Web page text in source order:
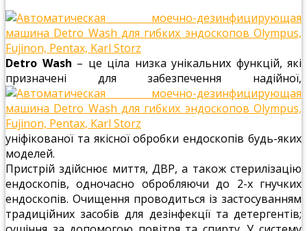
Detro Wash – це ціла низка унікальних функцій, які
призначені для забезпечення надійної,
уніфікованої та якісної обробки ендоскопів будь-яких
моделей.
Пристрій здійснює миття, ДВР, а також стерилізацію
ендоскопів, одночасно обробляючи до 2-х гнучких
ендоскопів. Очищення проводиться із застосуванням
традиційних засобів для дезінфекції та детергентів;